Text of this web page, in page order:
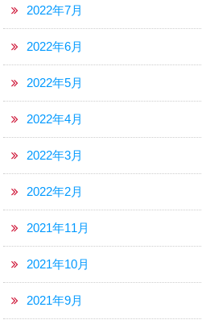
2022年7月
2022年6月
2022年5月
2022年4月
2022年3月
2022年2月
2021年11月
2021年10月
2021年9月